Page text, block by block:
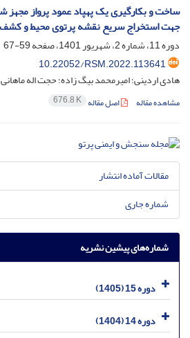
ساخت و بکارگیری یک پهپاد عمود پرواز مجهز
جهت استخراج سریع نقشه پرتوی محیط و
دوره 11، شماره 2، شهریور 1401، صفحه
59-67
10.22052/RSM.2022.113641
هادی اردینی؛ امیرمحمد بیگ زاده؛ حجت اله ماهانی
مشاهده مقاله اصل مقاله 676.8 K
مقالات آماده انتشار
شماره جاری
شماره‌های پیشین نشریه
دوره 15 (1405)
دوره 14 (1404)